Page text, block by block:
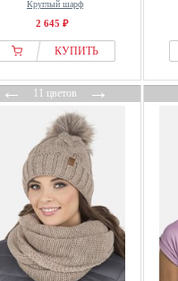
Круглый шарф
2 645 ₽
КУПИТЬ
←11 цветов→